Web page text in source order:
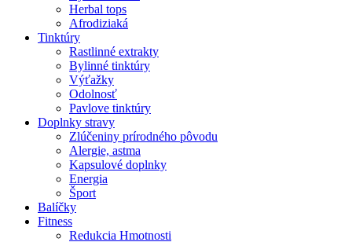
Herbal tops
Afrodiziaká
Tinktúry
Rastlinné extrakty
Bylinné tinktúry
Výťažky
Odolnosť
Pavlove tinktúry
Doplnky stravy
Zlúčeniny prírodného pôvodu
Alergie, astma
Kapsulové doplnky
Energia
Šport
Balíčky
Fitness
Redukcia Hmotnosti